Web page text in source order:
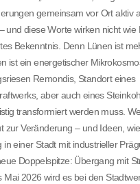
gemeinsam vor Ort aktiv
und diese Worte wirken nicht wie
Bekenntnis. Denn Lünen ist
ist ein energetischer
Remondis, Standort eines
aber auch eines
transformiert werden muss.
zur Veränderung – und Ideen,
in einer Stadt mit industrieller
Doppelspitze: Übergang mit
Mai 2026 wird es bei den